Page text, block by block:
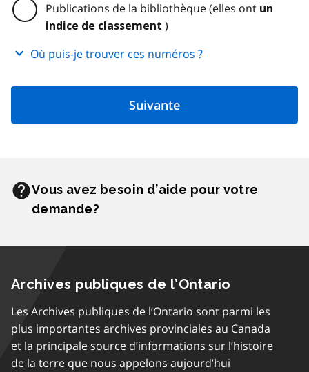
Publications de la bibliothèque (elles ont un
indice de classement )
Où puis-je trouver ces numéros ?
Suivante
Vous avez besoin d’aide pour votre
demande?
Archives publiques de l’Ontario
Les Archives publiques de l’Ontario sont parmi les
plus importantes archives provinciales au Canada
et la principale source d’informations sur l’histoire
de la terre que nous appelons aujourd’hui